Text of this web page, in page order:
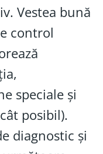
Vestea bună
control
speciale și
posibil).
diagnostic și